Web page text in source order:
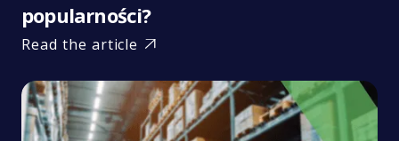
popularności?
Read the article 